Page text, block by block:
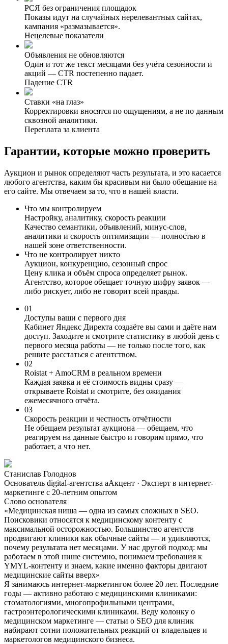
РСЯ без ограничения площадок
Показы идут на случайных нерелевантных сайтах,
кампания «размазывается».
Нецелевые показатели
Объявления не обновляются
Один и тот же текст месяцами без учёта сезонности и
акций — CTR постепенно падает.
Падение CTR
Ставки «на глаз»
Корректировки вносятся по ощущениям, а не по данным
сквозной аналитики.
Переплата за клиента
Гарантии, которые можно проверить
Аукцион и рынок определяют часть результата, и это касается
любого агентства, каким бы красивым ни было обещание на
его сайте. Мы отвечаем за то, что в нашей власти.
Что мы контролируем
Настройку, аналитику, скорость реакции
Качество семантики, объявлений, минус-слов,
аналитики и скорость оптимизации — полностью в
нашей зоне ответственности.
Что не контролирует никто
Аукцион, конкуренцию, сезонный спрос
Цену клика и объём спроса определяет рынок.
Агентство, которое обещает точную цифру заявок —
либо рискует, либо не говорит всей правды.
01
Доступы ваши с первого дня
Кабинет Яндекс Директа создаёте вы сами и даёте нам
доступ. Заходите и смотрите статистику в любой день с
первого месяца работы — не только после того, как
решите расстаться с агентством.
02
Roistat + AmoCRM в реальном времени
Каждая заявка и её стоимость видны сразу —
открываете Roistat и смотрите, без ожидания
ежемесячного отчёта.
03
Скорость реакции и честность отчётности
Не обещаем результат аукциона — обещаем, что
реагируем на данные быстро и говорим прямо, что
работает, а что нет.
Станислав Голоднов
Основатель digital-агентства аАкцент · Эксперт в интернет-
маркетинге с 20-летним опытом
Слово основателя
«Медицинская ниша — одна из самых сложных в SEO.
Поисковики относятся к медицинскому контенту с
максимальной осторожностью. Большинство агентств
продвигают клиники как обычные сайты — и удивляются,
почему результата нет месяцами. У нас другой подход: мы
работаем в этой нише системно, понимаем требования к
YMYL-контенту и знаем, какие именно факторы двигают
медицинские сайты вверх»
Я занимаюсь интернет-маркетингом более 20 лет. Последние
годы — активно работаю с медицинскими клиниками:
стоматологиями, многопрофильными центрами,
гастроэнтерологическими клиниками. Веду колонку о
медицинском маркетинге — статьи о SEO для клиник
набирают сотни положительных реакций от владельцев и
маркетологов медицинского бизнеса.